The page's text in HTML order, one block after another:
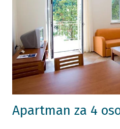
Apartman za 4